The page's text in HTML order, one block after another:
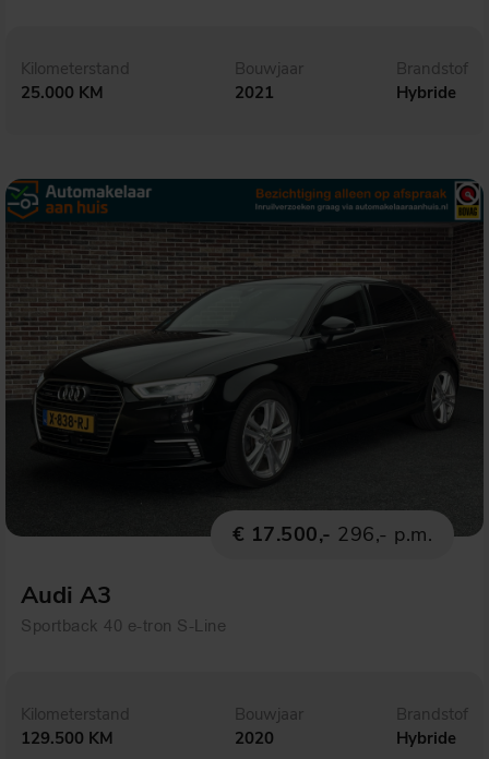
Kilometerstand
25.000 KM
Bouwjaar
2021
Brandstof
Hybride
€ 17.500,- 296,- p.m.
Audi A3
Sportback 40 e-tron S-Line
Kilometerstand
129.500 KM
Bouwjaar
2020
Brandstof
Hybride